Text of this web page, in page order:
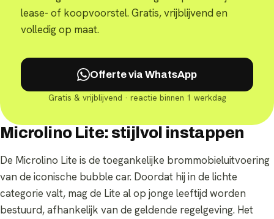
lease- of koopvoorstel. Gratis, vrijblijvend en
volledig op maat.
Offerte via WhatsApp
Gratis & vrijblijvend · reactie binnen 1 werkdag
Microlino Lite: stijlvol instappen
De Microlino Lite is de toegankelijke brommobieluitvoering
van de iconische bubble car. Doordat hij in de lichte
categorie valt, mag de Lite al op jonge leeftijd worden
bestuurd, afhankelijk van de geldende regelgeving. Het